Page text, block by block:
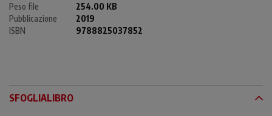
Peso file
254.00 KB
Pubblicazione
2019
ISBN
9788825037852
SFOGLIALIBRO